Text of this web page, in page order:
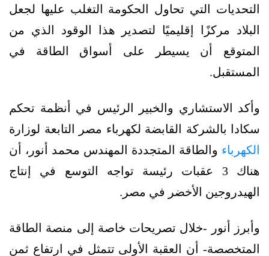
التحديات التي تحاول الحكومة التغلب عليها لجعل
البلاد مركزًا إقليميًا لتصدير هذا الوقود الذي من
المتوقع أن يسيطر على أسواق الطاقة في
المستقبل.
وأكد الاستشاري والخبير الرئيس في أنظمة تحكم
سكادا بالشركة القابضة لكهرباء مصر التابعة لوزارة
الكهرباء والطاقة المتجددة المهندس محمد أنور، أن
هناك 3 عقبات رئيسة تواجه التوسع في إنتاج
الهيدروجين الأخضر في مصر.
وأبرز أنور -خلال تصريحات خاصة إلى منصة الطاقة
المتخصصة- أن العقبة الأولى تتمثل في ارتفاع ثمن